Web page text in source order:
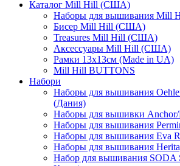
Каталог Mill Hill (США)
Наборы для вышивания
Бисер Mill Hill (США)
Treasures Mill Hill (США)
Аксессуары Mill Hill (США)
Рамки 13х13см (Made in UA)
Mill Hill BUTTONS
Набори
Наборы для вышивания
(Дания)
Наборы для вышивки Anchor/
Наборы для вышивания
Наборы для вышивания Eva
Наборы для вышивания
Набор для вышивания